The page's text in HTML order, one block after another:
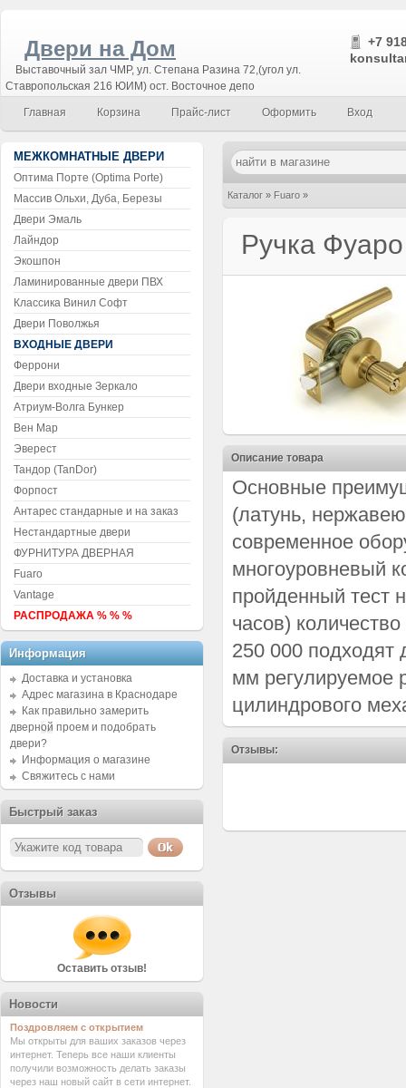
Двери на Дом
Выставочный зал ЧМР, ул. Степана Разина 72,(угол ул.
Ставропольская 216 ЮИМ) ост. Восточное депо
+7
Главная Корзина Прайс-лист Оформить Вход
Каталог » Fuaro »
Ручка
Описание товара
Основные
(латунь,
современное
многоуровневый
пройденный тест
часов)
250 000 подходят
мм регулируемое
цилиндрового
Отзывы:
МЕЖКОМНАТНЫЕ ДВЕРИ
Оптима Порте (Optima Porte)
Массив Ольхи, Дуба, Березы
Двери Эмаль
Лайндор
Экошпон
Ламинированные двери ПВХ
Классика Винил Софт
Двери Поволжья
ВХОДНЫЕ ДВЕРИ
Феррони
Двери входные Зеркало
Атриум-Волга Бункер
Вен Мар
Эверест
Тандор (TanDor)
Форпост
Антарес стандарные и на заказ
Нестандартные двери
ФУРНИТУРА ДВЕРНАЯ
Fuaro
Vantage
РАСПРОДАЖА % % %
Информация
Доставка и установка
Адрес магазина в Краснодаре
Как правильно замерить
дверной проем и подобрать
двери?
Информация о магазине
Свяжитесь с нами
Быстрый заказ
Отзывы
Оставить отзыв!
Новости
Поздровляем с открытием
Мы открыты для ваших заказов через
интернет. Теперь все наши клиенты
получили возможность делать заказы
через наш новый сайт в сети интернет.